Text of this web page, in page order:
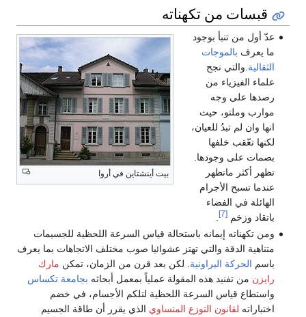
قبسات من تكهناته
بيت أينشتاين في أروا
عدّ أول من تنبأ بوجود
ما يعرف بالموجات
الثقالية.والتي نجح
علماء الفيزياء من
رصدها على وجه
موارب وملتو، حيث
انها وان لم تبدُ للعيان،
لكنها تعّقب خلفها
بصمات على وجودها.
تظهر أكثر ماتظهر
عندما تسبح الأجرام
الهائلة في الفضاء
باتقاد وزخم[7]
.
ومن تكهناته إيمانه باستحالة قياس السرعة اللحظية للجسيمات
متناهية الدقة والتي تهتز عشوائيا صوب مختلف الاتجاهات بما يعرف
باسم الحركة البراونية . لكن بعد قرن من الزمان، تمكن مارك
رايزن من تفنيد هذه المقولة عملياً بمعمل أبحاثه بجامعة تكساس
واستطاع قياس السرعة اللحظية لتلكم الأجسام، في خضم
اختباراته لقانون التوزع المتساوي الذي يقرر أن طاقة الجسيم